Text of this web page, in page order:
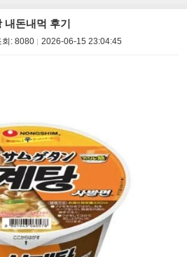
내돈내먹 후기
회: 8080 2026-06-15 23:04:45